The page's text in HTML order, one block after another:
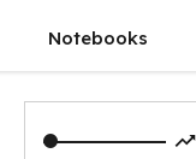
Notebooks